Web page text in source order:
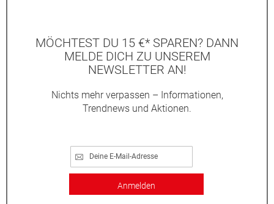
MÖCHTEST DU 15 €* SPAREN? DANN
MELDE DICH ZU UNSEREM
NEWSLETTER AN!
Nichts mehr verpassen – Informationen,
Trendnews und Aktionen.
Anmelden